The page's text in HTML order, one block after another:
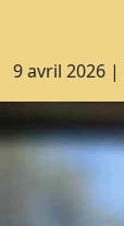
9 avril 2026 |